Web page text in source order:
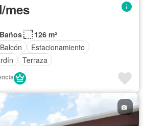
mes
126 m²
Balcón
Estacionamiento
Terraza